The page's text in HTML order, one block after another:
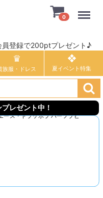
員登録で200ptプレゼント♪
0
族服・ドレス
レゼント中！